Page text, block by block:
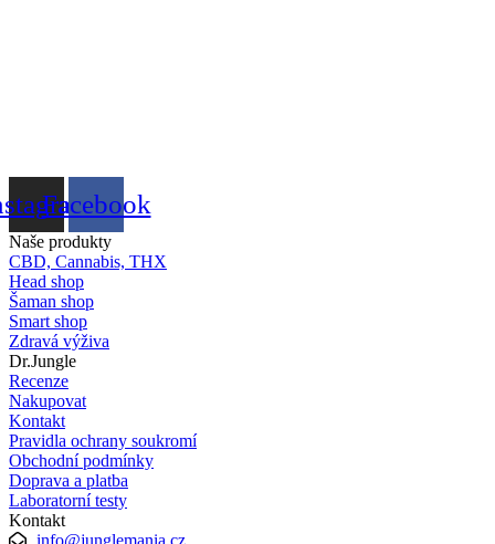
Facebook
Naše produkty
CBD, Cannabis, THX
Head shop
Šaman shop
Smart shop
Zdravá výživa
Dr.Jungle
Recenze
Nakupovat
Kontakt
Pravidla ochrany soukromí
Obchodní podmínky
Doprava a platba
Laboratorní testy
Kontakt
info@junglemania.cz